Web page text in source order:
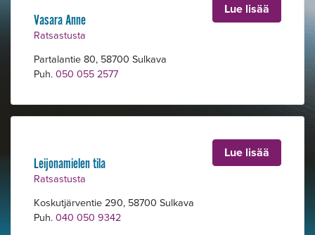
Vasara Anne
Ratsastusta
Lue lisää
Partalantie 80, 58700 Sulkava
Puh.050 055 2577
Leijonamielen tila
Ratsastusta
Lue lisää
Koskutjärventie 290, 58700 Sulkava
Puh.040 050 9342
Alavalikko